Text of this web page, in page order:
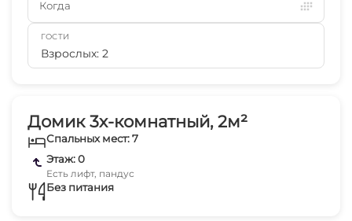
Домик 3х-комнатный, 2м²
Спальных мест: 7
Этаж: 0
Есть лифт, пандус
Без питания
Когда
ГОСТИ
Взрослых: 2